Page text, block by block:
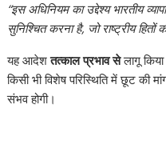
“इस अधिनियम का उद्देश्य भारतीय
सुनिश्चित करना है, जो राष्ट्रीय हितों
यह आदेशतत्काल प्रभाव सेलागू
किसी भी विशेष परिस्थिति में छूट की
संभव होगी।